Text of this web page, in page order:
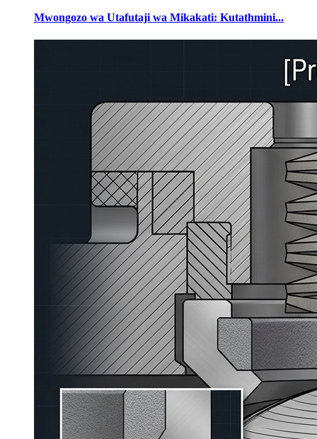
Mwongozo wa Utafutaji wa Mikakati: Kutathmini...